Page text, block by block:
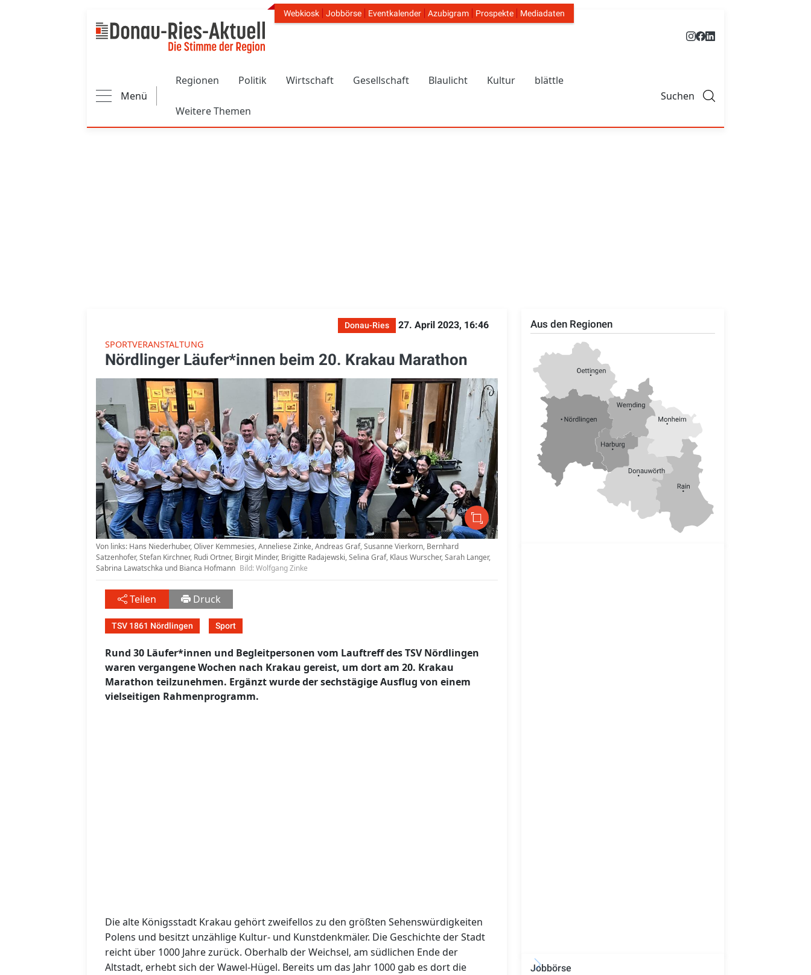
Header Navigation
Webkiosk Jobbörse Eventkalender Azubigram Prospekte Mediadaten
Menü
Regionen Politik Wirtschaft Gesellschaft Blaulicht Kultur blättle
Weitere Themen
Suchen
Donau-Ries
27. April 2023, 16:46
SPORTVERANSTALTUNG
Nördlinger Läufer*innen beim 20. Krakau Marathon
Von links: Hans Niederhuber, Oliver Kemmesies, Anneliese Zinke, Andreas Graf, Susanne Vierkorn, Bernhard
Satzenhofer, Stefan Kirchner, Rudi Ortner, Birgit Minder, Brigitte Radajewski, Selina Graf, Klaus Wurscher, Sarah Langer,
Sabrina Lawatschka und Bianca Hofmann Bild: Wolfgang Zinke
Teilen Druck
TSV 1861 Nördlingen Sport
Rund 30 Läufer*innen und Begleitpersonen vom Lauftreff des TSV Nördlingen
waren vergangene Wochen nach Krakau gereist, um dort am 20. Krakau
Marathon teilzunehmen. Ergänzt wurde der sechstägige Ausflug von einem
vielseitigen Rahmenprogramm.
Die alte Königsstadt Krakau gehört zweifellos zu den größten Sehenswürdigkeiten
Polens und besitzt unzählige Kultur- und Kunstdenkmäler. Die Geschichte der Stadt
reicht über 1000 Jahre zurück. Oberhalb der Weichsel, am südlichen Ende der
Altstadt, erhebt sich der Wawel-Hügel. Bereits um das Jahr 1000 gab es dort die
Aus den Regionen
Jobbörse